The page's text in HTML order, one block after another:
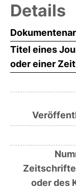
Details
Titel eines
oder einer
oder des